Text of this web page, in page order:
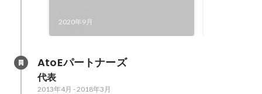
2020年9月
AtoEパートナーズ
代表
2013年4月 - 2018年3月